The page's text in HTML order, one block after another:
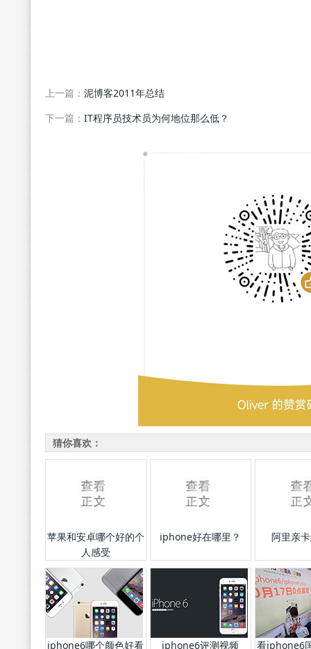
上一篇： 泥博客2011年总结
下一篇： IT程序员技术员为何地位那么低？
猜你喜欢：
苹果和安卓哪个好的个
人感受
iphone好在哪里？ 阿里亲
iphone6哪个颜色好看 iphone6评测视频 看iphone6